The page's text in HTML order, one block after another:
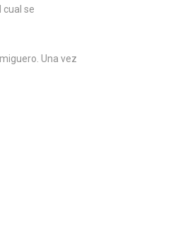
se
Una vez